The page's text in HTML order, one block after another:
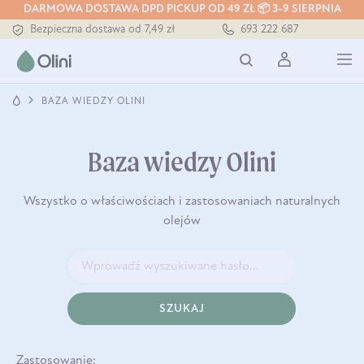
DARMOWA DOSTAWA DPD PICKUP OD 49 ZŁ 📦 3-9 SIERPNIA
Bezpieczna dostawa od 7,49 zł
Darmowa dostawa od 199 zł
Tłoczony zawsze na zimno
693 222 687
BAZA WIEDZY OLINI
Baza wiedzy Olini
Wszystko o właściwościach i zastosowaniach naturalnych
olejów
SZUKAJ
Zastosowanie: